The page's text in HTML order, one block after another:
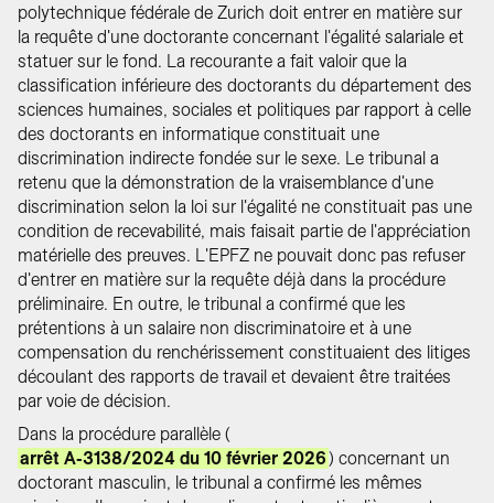
polytechnique fédérale de Zurich doit entrer en matière sur
la requête d'une doctorante concernant l'égalité salariale et
statuer sur le fond. La recourante a fait valoir que la
classification inférieure des doctorants du département des
sciences humaines, sociales et politiques par rapport à celle
des doctorants en informatique constituait une
discrimination indirecte fondée sur le sexe. Le tribunal a
retenu que la démonstration de la vraisemblance d'une
discrimination selon la loi sur l'égalité ne constituait pas une
condition de recevabilité, mais faisait partie de l'appréciation
matérielle des preuves. L'EPFZ ne pouvait donc pas refuser
d'entrer en matière sur la requête déjà dans la procédure
préliminaire. En outre, le tribunal a confirmé que les
prétentions à un salaire non discriminatoire et à une
compensation du renchérissement constituaient des litiges
découlant des rapports de travail et devaient être traitées
par voie de décision.
Dans la procédure parallèle (
arrêt A-3138/2024 du 10 février 2026) concernant un
doctorant masculin, le tribunal a confirmé les mêmes